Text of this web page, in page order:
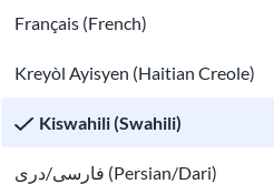
Français (French)
Kreyòl Ayisyen (Haitian Creole)
Kiswahili (Swahili)
فارسی/دری (Persian/Dari)
2026 (yenye
Januari 1, 2025
Watu wenye